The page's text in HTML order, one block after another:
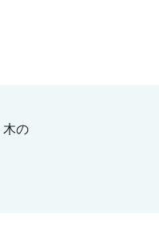
の